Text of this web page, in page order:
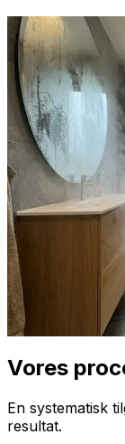
Tre-trins-
kontrollér
Trin 1 — Fjern
samarbejder
— Installer
med
60%. For
Alternativt
kr). Trin 3 —
du overvåge
data og
med måling
dinventilation.dk
Indhent tilbud
Vores
En systematisk
resultat.